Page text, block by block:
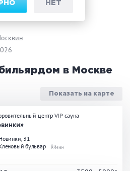
НЕТ
в Москве
Показать на карте
центр VIP сауна
31
бульвар
7